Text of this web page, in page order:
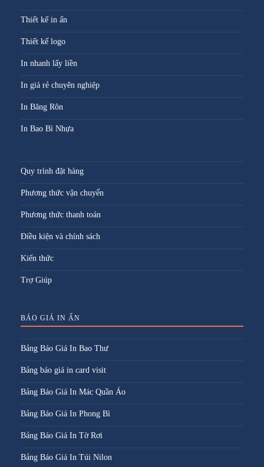
Thiết kế in ấn
Thiết kế logo
In nhanh lấy liền
In giá rẻ chuyên nghiệp
In Băng Rôn
In Bao Bì Nhựa
Quy trình đặt hàng
Phương thức vận chuyển
Phương thức thanh toán
Điều kiện và chính sách
Kiến thức
Trợ Giúp
BÁO GIÁ IN ẤN
Bảng Báo Giá In Bao Thư
Bảng báo giá in card visit
Bảng Báo Giá In Mác Quần Áo
Bảng Báo Giá In Phong Bì
Bảng Báo Giá In Tờ Rơi
Bảng Báo Giá In Túi Nilon